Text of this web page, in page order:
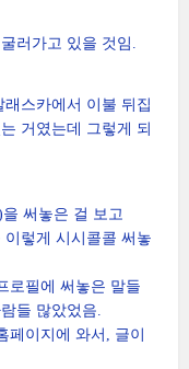
러가고 있을 것임.
스카에서 이불 뒤집
거였는데 그렇게 되
써놓은 걸 보고
렇게 시시콜콜 써놓
로필에 써놓은 말들
들 많았었음.
페이지에 와서, 글이